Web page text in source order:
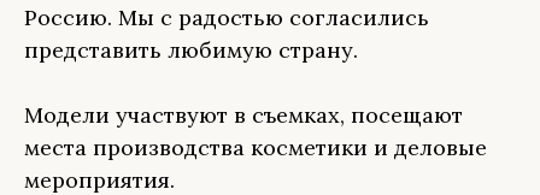
Россию. Мы с радостью согласились
представить любимую страну.
Модели участвуют в съемках, посещают
места производства косметики и деловые
мероприятия.